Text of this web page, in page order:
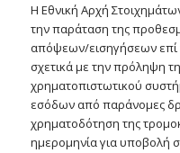
Η Εθνική Αρχή
την παράταση της
απόψεων/εισηγήσεων επί
σχετικά με την πρόληψη
χρηματοπιστωτικού
εσόδων από παράνομες
χρηματοδότηση της
ημερομηνία για